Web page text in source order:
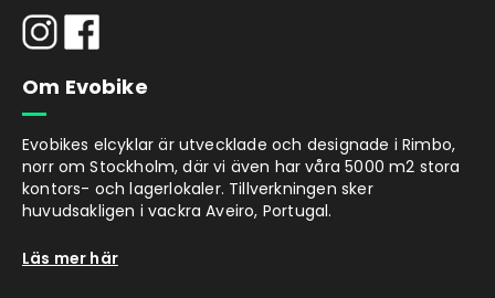
Om Evobike
Evobikes elcyklar är utvecklade och designade i Rimbo,
norr om Stockholm, där vi även har våra 5000 m2 stora
kontors- och lagerlokaler. Tillverkningen sker
huvudsakligen i vackra Aveiro, Portugal.
Läs mer här